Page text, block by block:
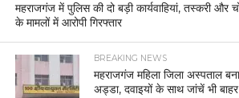
महराजगंज में पुलिस की दो बड़ी कार्यवाहियां, तस्करी और
के मामलों में आरोपी गिरफ्तार
BREAKING NEWS
महराजगंज महिला जिला अस्पताल
अड्डा, दवाइयों के साथ जांचें भी